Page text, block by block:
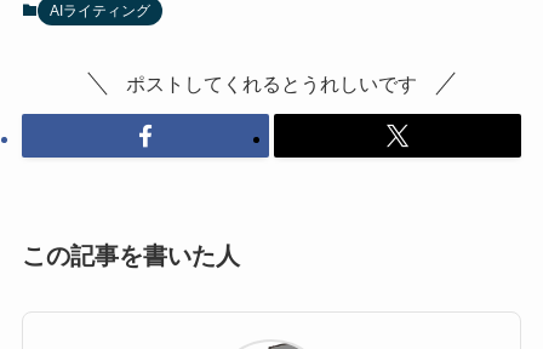
AIライティング
ポストしてくれるとうれしいです
この記事を書いた人